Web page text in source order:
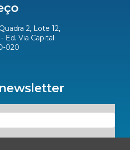
2, Lote 12,
Ed. Via Capital
020
newsletter